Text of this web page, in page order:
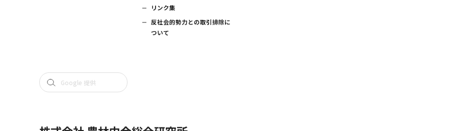
リンク集
反社会的勢力との取引排除に
ついて